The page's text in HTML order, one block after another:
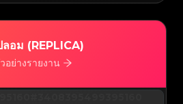
#3066123689299189
#3066123689299189
#3066123689299189
#3066123689299189
#3066123689299189
#3066123689299189
#3066123689299189
#3066123689299189
อม (REPLICA)
อย่างรายงาน